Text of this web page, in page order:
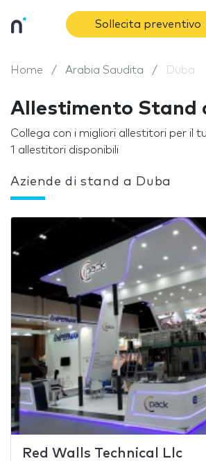
Sollecita preventivo
Home Arabia Saudita Duba
Allestimento Stand
Collega con i migliori allestitori per il
1 allestitori disponibili
Aziende di stand a Duba
Red Walls Technical Llc